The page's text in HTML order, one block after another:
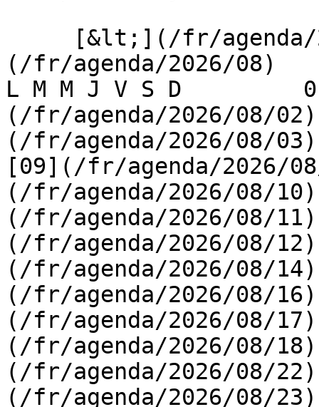
(/fr/agenda/2026/08)
L M M J V S D
(/fr/agenda/2026/08/
(/fr/agenda/2026/08/
[09](/fr/agenda/2026/
(/fr/agenda/2026/08/
(/fr/agenda/2026/08/
(/fr/agenda/2026/08/
(/fr/agenda/2026/08/
(/fr/agenda/2026/08/
(/fr/agenda/2026/08/
(/fr/agenda/2026/08/
(/fr/agenda/2026/08/
(/fr/agenda/2026/08/